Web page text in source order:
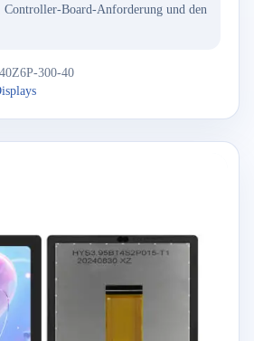
Board-Anforderung und den
300-40